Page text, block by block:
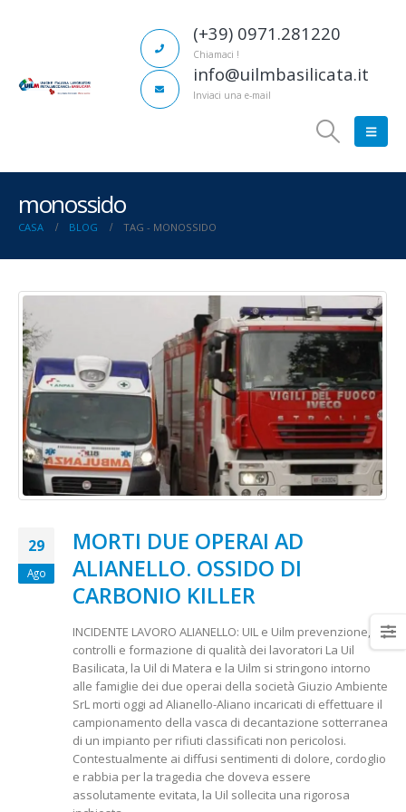
(+39) 0971.281220
Chiamaci !
info@uilmbasilicata.it
Inviaci una e-mail
monossido
CASA BLOG TAG - MONOSSIDO
29
Ago
MORTI DUE OPERAI AD
ALIANELLO. OSSIDO DI
CARBONIO KILLER
INCIDENTE LAVORO ALIANELLO: UIL e Uilm prevenzione,
controlli e formazione di qualità dei lavoratori La Uil
Basilicata, la Uil di Matera e la Uilm si stringono intorno
alle famiglie dei due operai della società Giuzio Ambiente
SrL morti oggi ad Alianello-Aliano incaricati di effettuare il
campionamento della vasca di decantazione sotterranea
di un impianto per rifiuti classificati non pericolosi.
Contestualmente ai diffusi sentimenti di dolore, cordoglio
e rabbia per la tragedia che doveva essere
assolutamente evitata, la Uil sollecita una rigorosa